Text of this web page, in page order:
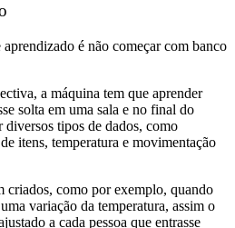
é não começar com banco
a máquina tem que aprender
solta em uma sala e no final do
diversos tipos de dados, como
itens, temperatura e movimentação
criados, como por exemplo, quando
variação da temperatura, assim o
a cada pessoa que entrasse